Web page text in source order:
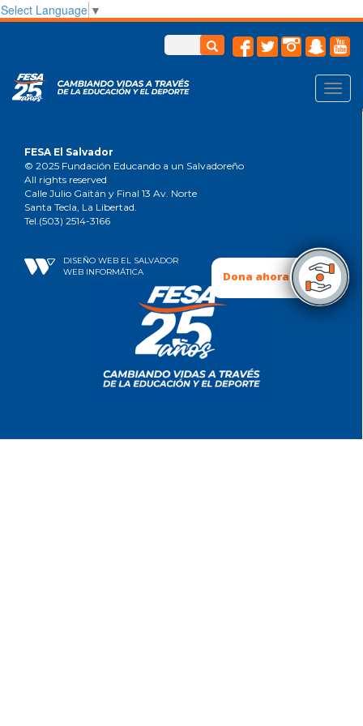
Select Language ▼
Dona ahora
FESA El Salvador
© 2025 Fundación Educando a un Salvadoreño
All rights reserved
Calle Julio Gaitán y Final 13 Av. Norte
Santa Tecla, La Libertad.
Tel.(503) 2514-3166
DISEÑO WEB EL SALVADOR
WEB INFORMÁTICA